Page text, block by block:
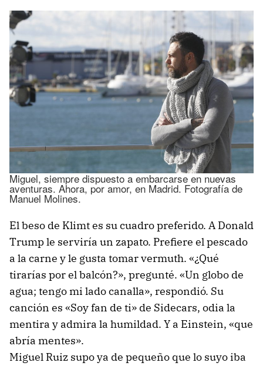
Miguel, siempre dispuesto a embarcarse en nuevas
aventuras. Ahora, por amor, en Madrid. Fotografía de
Manuel Molines.
El beso de Klimt es su cuadro preferido. A Donald
Trump le serviría un zapato. Prefiere el pescado
a la carne y le gusta tomar vermuth. «¿Qué
tirarías por el balcón?», pregunté. «Un globo de
agua; tengo mi lado canalla», respondió. Su
canción es «Soy fan de ti» de Sidecars, odia la
mentira y admira la humildad. Y a Einstein, «que
abría mentes».
Miguel Ruiz supo ya de pequeño que lo suyo iba